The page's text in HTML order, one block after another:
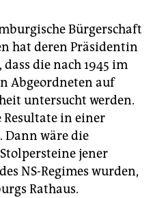
Bürgerschaft
hat deren Präsidentin
die nach 1945 im
Abgeordneten auf
untersucht werden.
in einer
Dann wäre die
jener
NS-Regimes wurden,
Rathaus.